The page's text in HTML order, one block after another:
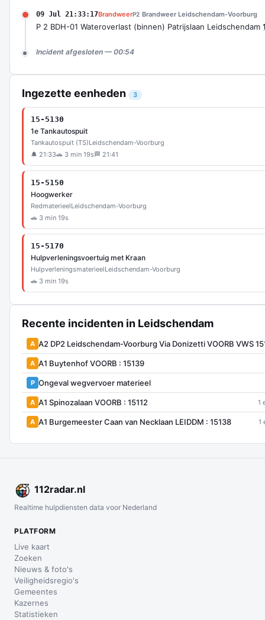
09 Jul 21:33:17BrandweerP2 Brandweer Leidschendam-Voorburg
P 2 BDH-01 Wateroverlast (binnen) Patrijslaan Leidschendam
Incident afgesloten — 00:54
Ingezette eenheden 3
15-5130
1e Tankautospuit
Tankautospuit (TS)Leidschendam-Voorburg
🔔 21:33🚗 3 min 19s 🏁 21:41
15-5150
Hoogwerker
RedmaterieelLeidschendam-Voorburg
🚗 3 min 19s
15-5170
Hulpverleningsvoertuig met Kraan
HulpverleningsmaterieelLeidschendam-Voorburg
🚗 3 min 19s
Recente incidenten in Leidschendam
A A2 DP2 Leidschendam-Voorburg Via Donizetti VOORB VWS
A A1 Buytenhof VOORB : 15139
P Ongeval wegvervoer materieel
A A1 Spinozalaan VOORB : 15112 1
A A1 Burgemeester Caan van Necklaan LEIDDM : 15138 1
112radar.nl
Realtime hulpdiensten data voor Nederland
PLATFORM
Live kaart
Zoeken
Nieuws & foto's
Veiligheidsregio's
Gemeentes
Kazernes
Statistieken